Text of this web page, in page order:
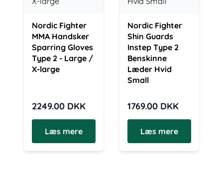
Nordic Fighter
MMA Handsker
Sparring Gloves
Type 2 - Large /
X-large
2249.00 DKK
Læs mere
Nordic Fighter
Shin Guards
Instep Type 2
Benskinne
Læder Hvid
Small
1769.00 DKK
Læs mere